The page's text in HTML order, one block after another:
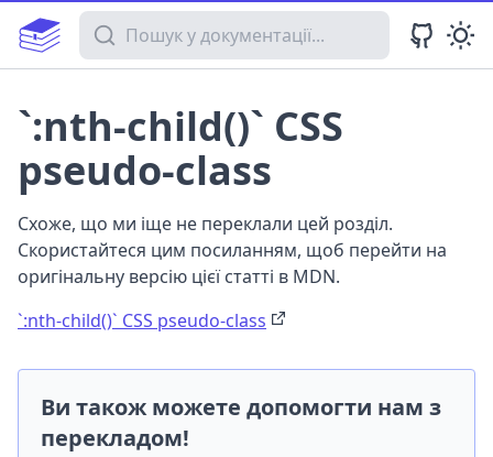
Пошук у документації
`:nth-child()` CSS
pseudo-class
Схоже, що ми іще не переклали цей розділ.
Скористайтеся цим посиланням, щоб перейти на
оригінальну версію цієї статті в MDN.
`:nth-child()` CSS pseudo-class
Ви також можете допомогти нам з
перекладом!